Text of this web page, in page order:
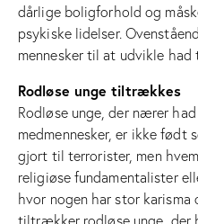
dårlige boligforhold og
psykiske lidelser.
mennesker til at udvikle had
Rodløse unge tiltrækkes
Rodløse unge, der nærer
medmennesker, er ikke født
gjort til terrorister, men
religiøse fundamentalister
hvor nogen har stor karisma
tiltrækker rodløse unge, der